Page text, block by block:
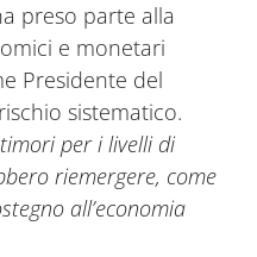
preso parte alla
e monetari
Presidente del
sistematico.
timori per i livelli di
riemergere, come
all’economia